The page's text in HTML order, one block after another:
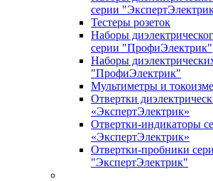
серии
Тестеры розеток
Наборы
серии "ПрофиЭлектрик"
Наборы
"ПрофиЭлектрик"
Мультиметры и
Отвертки
«ЭкспертЭлектрик»
Отвертки-индикаторы
«ЭкспертЭлектрик»
Отвертки-пробники
"ЭкспертЭлектрик"